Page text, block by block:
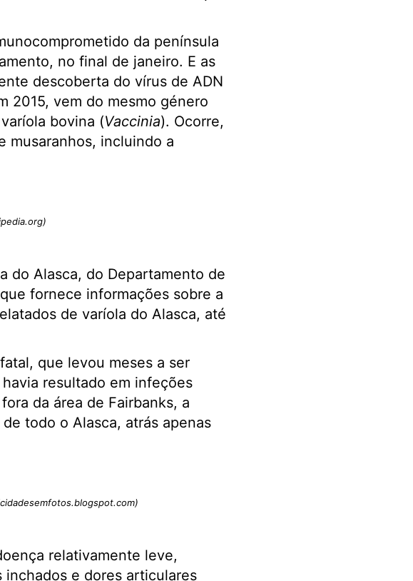
da península
no final de janeiro. E as
descoberta do vírus de ADN
2015, vem do mesmo género
bovina (Vaccinia). Ocorre,
musaranhos, incluindo a
do Alasca, do Departamento de
fornece informações sobre a
de varíola do Alasca, até
que levou meses a ser
resultado em infeções
da área de Fairbanks, a
todo o Alasca, atrás apenas
relativamente leve,
e dores articulares